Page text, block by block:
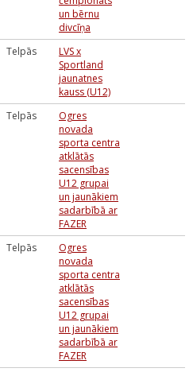
un bērnu
divcīņa
Telpās
LVS x
Sportland
jaunatnes
kauss (U12)
Telpās
Ogres
novada
sporta centra
atklātās
sacensības
U12 grupai
un jaunākiem
sadarbībā ar
FAZER
Telpās
Ogres
novada
sporta centra
atklātās
sacensības
U12 grupai
un jaunākiem
sadarbībā ar
FAZER